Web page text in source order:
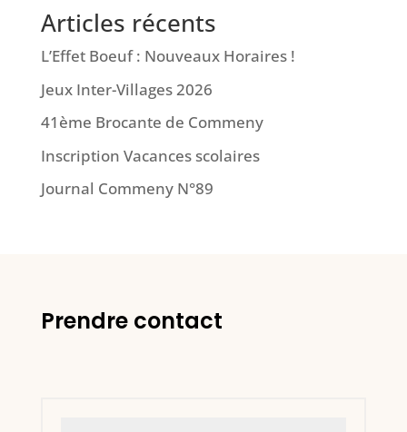
Articles récents
L’Effet Boeuf : Nouveaux Horaires !
Jeux Inter-Villages 2026
41ème Brocante de Commeny
Inscription Vacances scolaires
Journal Commeny N°89
Prendre contact